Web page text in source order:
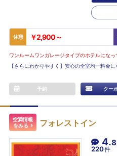
休憩 ￥2,900～
ワンルームワンガレージタイプのホテルになっ
【さらにわかりやすく】安心の全室均一料金に
予約 クー
空満情報
をみる
フォレストイン
4.8
220件